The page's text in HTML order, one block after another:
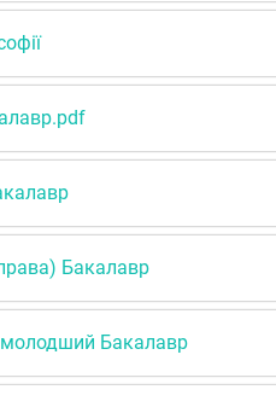
Бакалавр
молодший Бакалавр